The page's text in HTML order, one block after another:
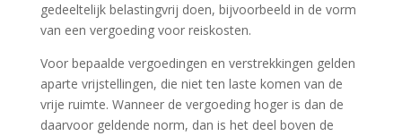
gedeeltelijk belastingvrij doen, bijvoorbeeld in de vorm
van een vergoeding voor reiskosten.
Voor bepaalde vergoedingen en verstrekkingen gelden
aparte vrijstellingen, die niet ten laste komen van de
vrije ruimte. Wanneer de vergoeding hoger is dan de
daarvoor geldende norm, dan is het deel boven de